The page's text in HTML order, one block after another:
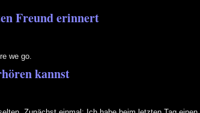
Freund erinnert
we go.
kannst